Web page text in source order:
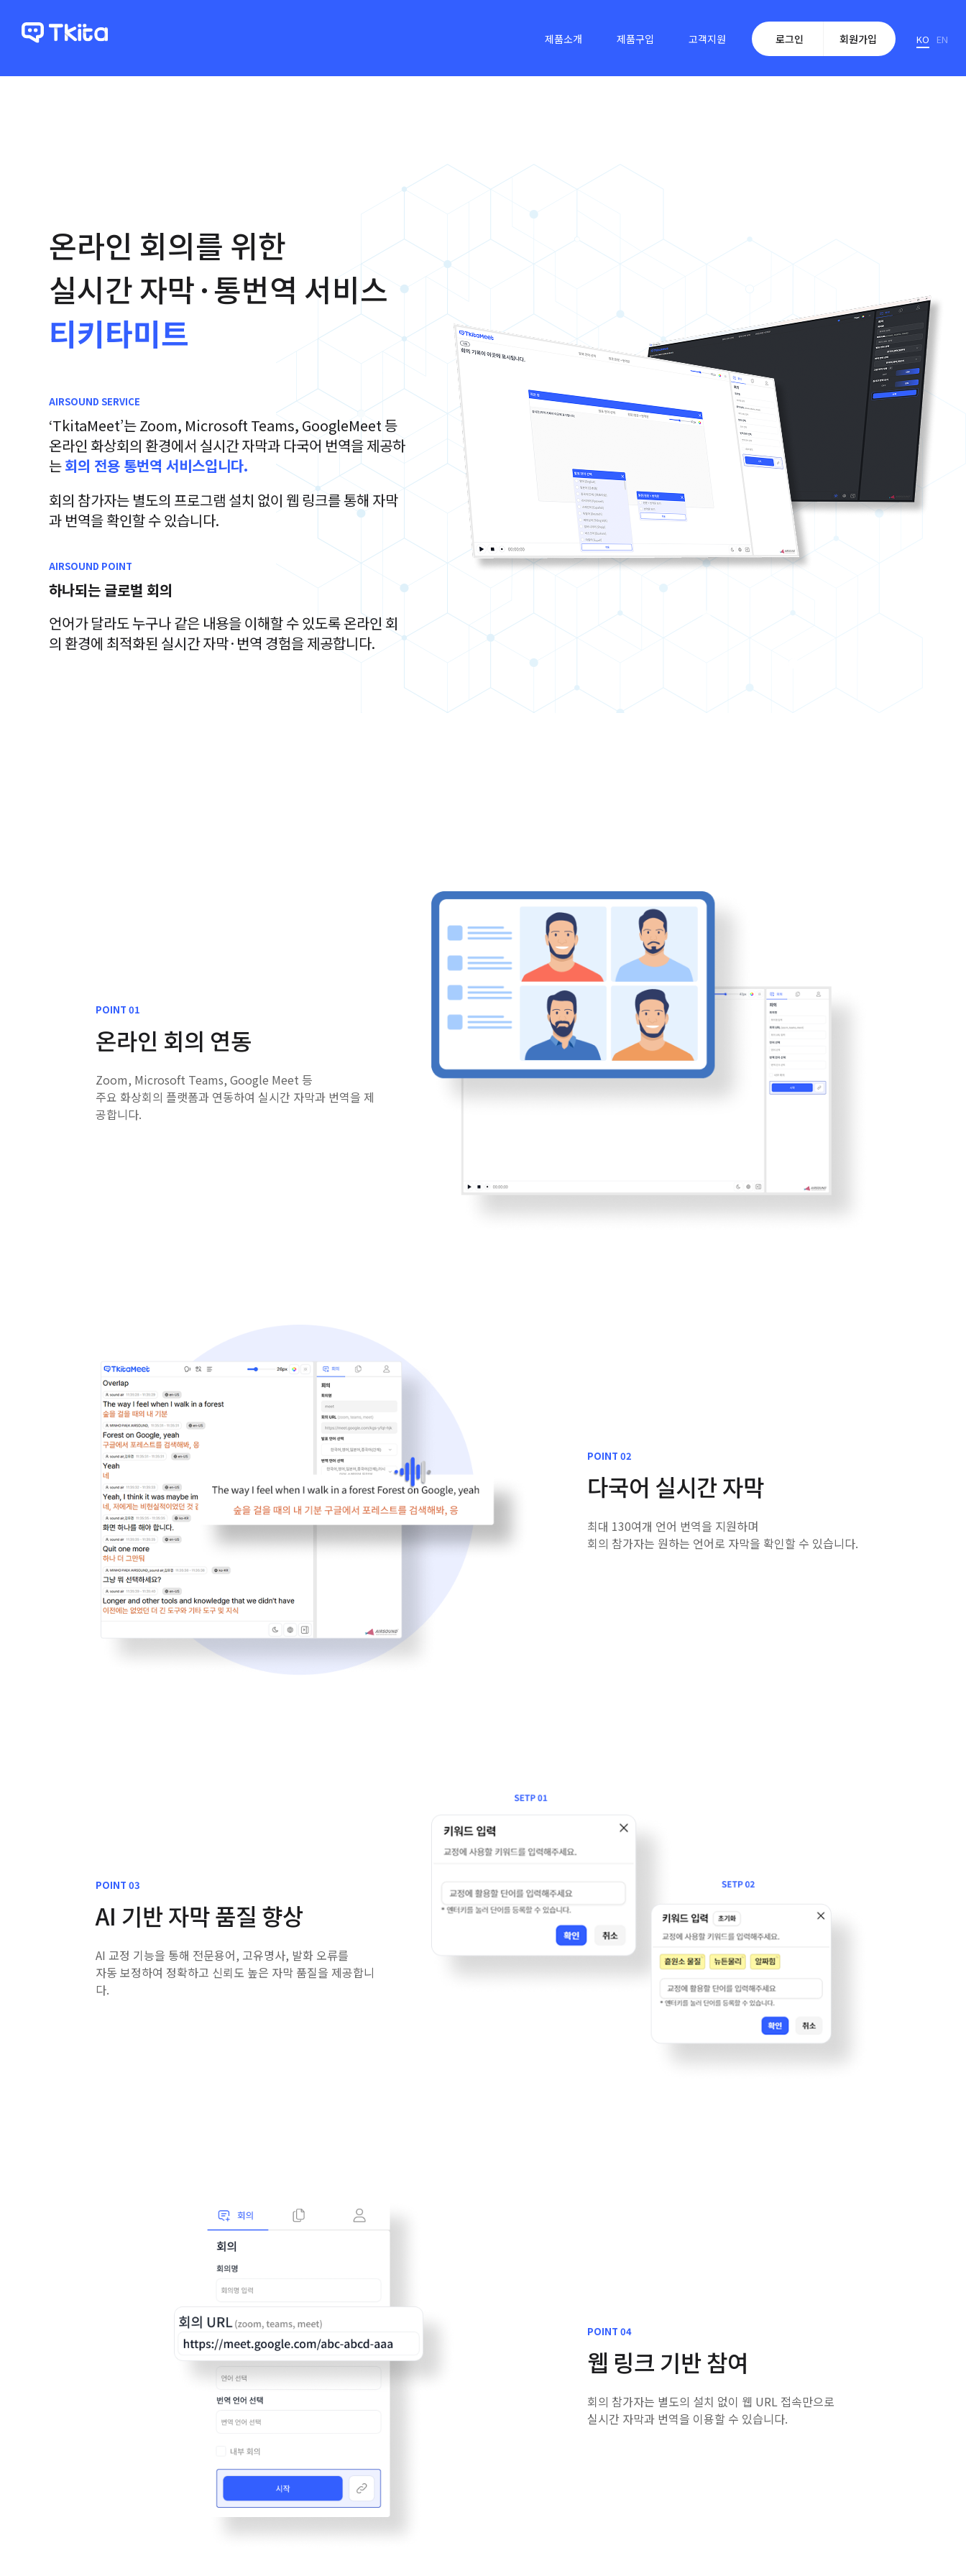
제품소개 제품구입 고객지원 로그인 회원가입 KO EN
온라인 회의를 위한
실시간 자막·통번역 서비스
티키타미트
AIRSOUND SERVICE
‘TkitaMeet’는 Zoom, Microsoft Teams, GoogleMeet 등
온라인 화상회의 환경에서 실시간 자막과 다국어 번역을 제공하
는회의 전용 통번역 서비스입니다.
회의 참가자는 별도의 프로그램 설치 없이 웹 링크를 통해 자막
과 번역을 확인할 수 있습니다.
AIRSOUND POINT
하나되는 글로벌 회의
언어가 달라도 누구나 같은 내용을 이해할 수 있도록 온라인 회
의 환경에 최적화된 실시간 자막·번역 경험을 제공합니다.
POINT 01
온라인 회의 연동
Zoom, Microsoft Teams, Google Meet 등
주요 화상회의 플랫폼과 연동하여 실시간 자막과 번역을 제
공합니다.
POINT 02
다국어 실시간 자막
최대 130여개 언어 번역을 지원하며
회의 참가자는 원하는 언어로 자막을 확인할 수 있습니다.
POINT 03
AI 기반 자막 품질 향상
AI 교정 기능을 통해 전문용어, 고유명사, 발화 오류를
자동 보정하여 정확하고 신뢰도 높은 자막 품질을 제공합니
다.
POINT 04
웹 링크 기반 참여
회의 참가자는 별도의 설치 없이 웹 URL 접속만으로
실시간 자막과 번역을 이용할 수 있습니다.